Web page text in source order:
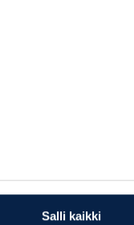
Salli kaikki